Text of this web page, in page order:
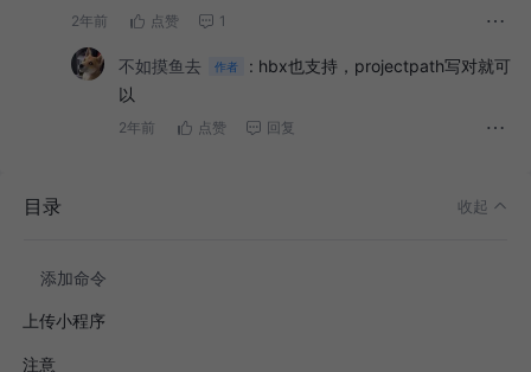
2年前 点赞 1
不如摸鱼去 作者 : hbx也支持，projectpath写对就可
以
2年前 点赞 回复
目录 收起
全局安装
配置
添加命令
上传小程序
注意